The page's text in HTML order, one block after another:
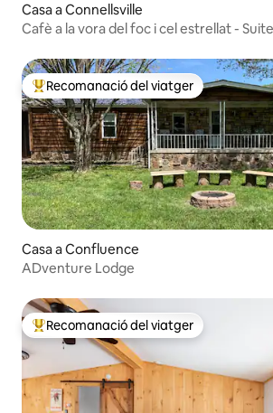
Casa a Connellsville
Cafè a la vora del foc i cel estrellat -
Principals recomanacions dels viatgers
Recomanació del viatger
Casa a Confluence
ADventure Lodge
Principals recomanacions dels viatgers
Recomanació del viatger